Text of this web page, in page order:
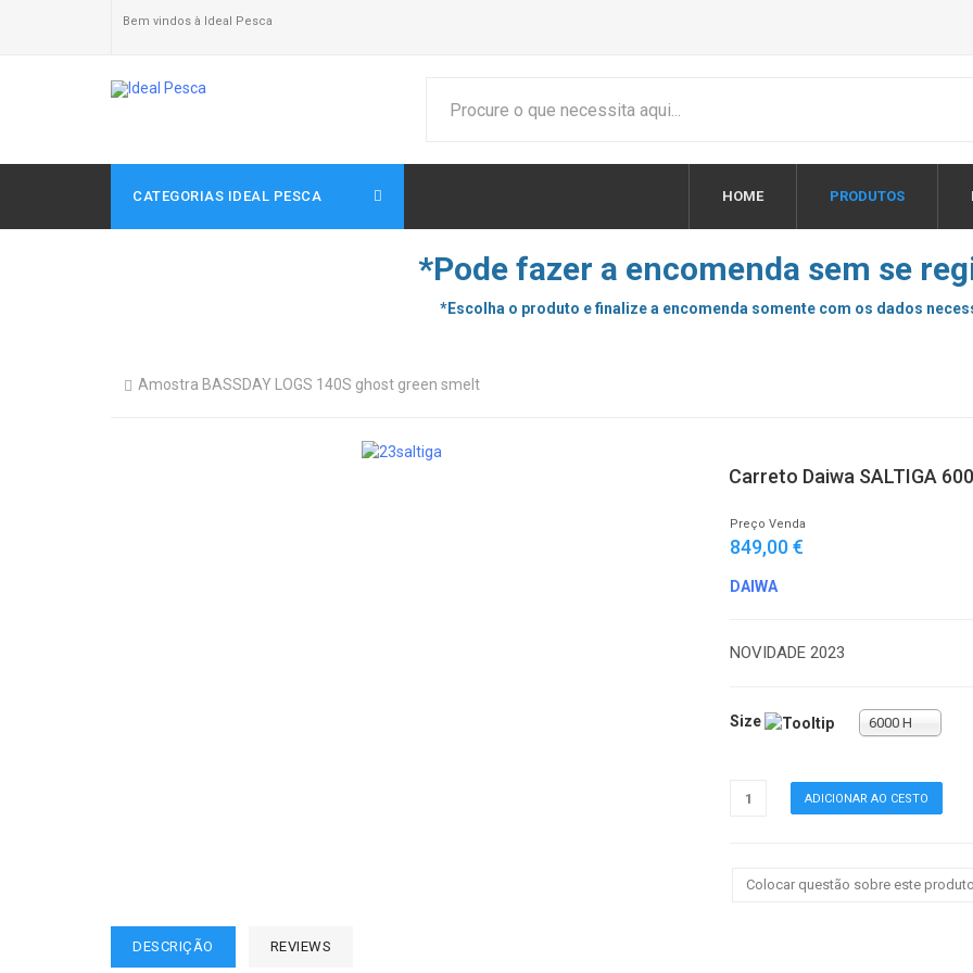
Bem vindos à Ideal Pesca
CATEGORIAS IDEAL PESCA HOME PRODUTOS
*Pode fazer a encomenda sem se
*Escolha o produto e finalize a encomenda somente com os dados
Amostra BASSDAY LOGS 140S ghost green smelt
Carreto Daiwa SALTIGA
Preço Venda
849,00 €
DAIWA
NOVIDADE 2023
Size 6000 H
Colocar questão sobre este
DESCRIÇÃO REVIEWS